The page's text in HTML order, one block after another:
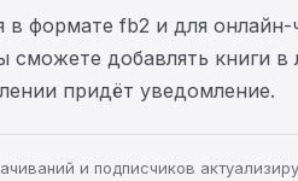
формате fb2 и для
добавлять книги в
придёт уведомление.
и подписчиков